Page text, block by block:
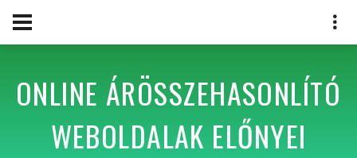
ONLINE ÁRÖSSZEHASONLÍTÓ
WEBOLDALAK ELŐNYEI